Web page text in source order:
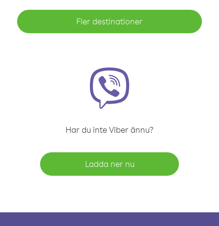
Fler destinationer
Har du inte Viber ännu?
Ladda ner nu